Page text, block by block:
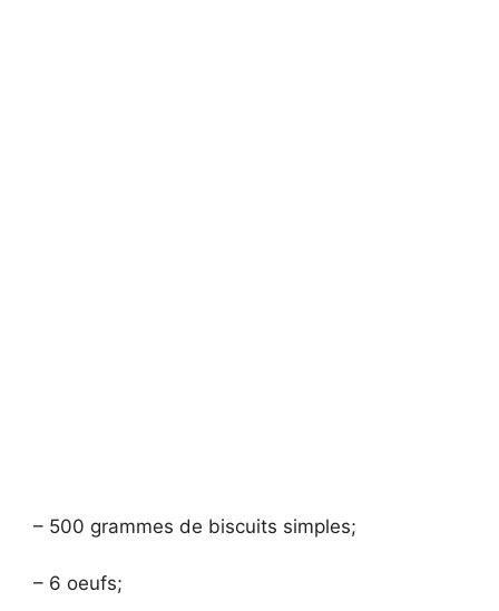
– 500 grammes de biscuits simples;
– 6 oeufs;